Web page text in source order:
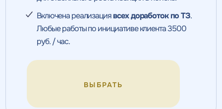
Включена реализациявсех доработок по ТЗ.
Любые работы по инициативе клиента 3500
руб. / час.
ВЫБРАТЬ